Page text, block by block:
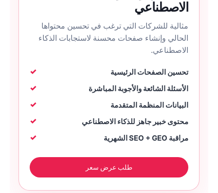
الاصطناعي
مثالية للشركات التي ترغب في تحسين محتواها
الحالي وإنشاء صفحات محسنة لاستجابات الذكاء
الاصطناعي.
تحسين الصفحات الرئيسية
الأسئلة الشائعة والأجوبة المباشرة
البيانات المنظمة المتقدمة
محتوى خبير جاهز للذكاء الاصطناعي
مراقبة SEO + GEO الشهرية
طلب عرض سعر